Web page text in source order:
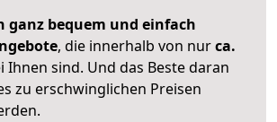
ganz bequem und einfach
, die innerhalb von nurca.
Ihnen sind. Und das Beste daran
zu erschwinglichen Preisen